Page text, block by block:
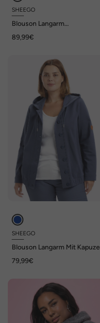
SHEEGO
Blouson Langarm
89,99€
SHEEGO
Blouson Langarm Mit Kapuze
79,99€